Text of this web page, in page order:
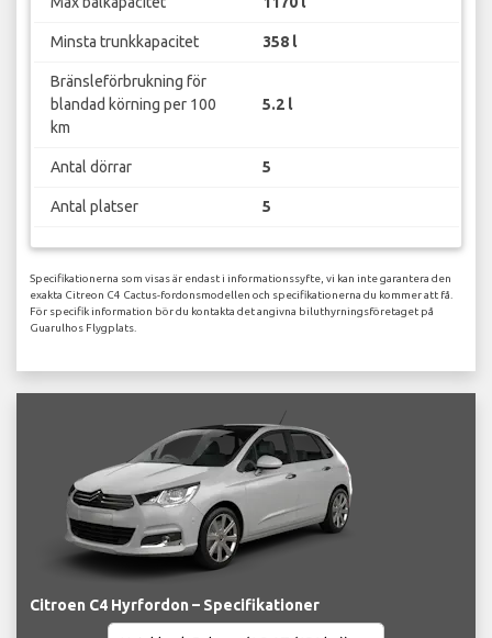
Minsta trunkkapacitet 358 l
Bränsleförbrukning för
blandad körning per 100
km
5.2 l
Antal dörrar 5
Antal platser 5
Specifikationerna som visas är endast i informationssyfte, vi kan inte garantera den
exakta Citreon C4 Cactus-fordonsmodellen och specifikationerna du kommer att få.
För specifik information bör du kontakta det angivna biluthyrningsföretaget på
Guarulhos Flygplats.
Citroen C4 Hyrfordon – Specifikationer